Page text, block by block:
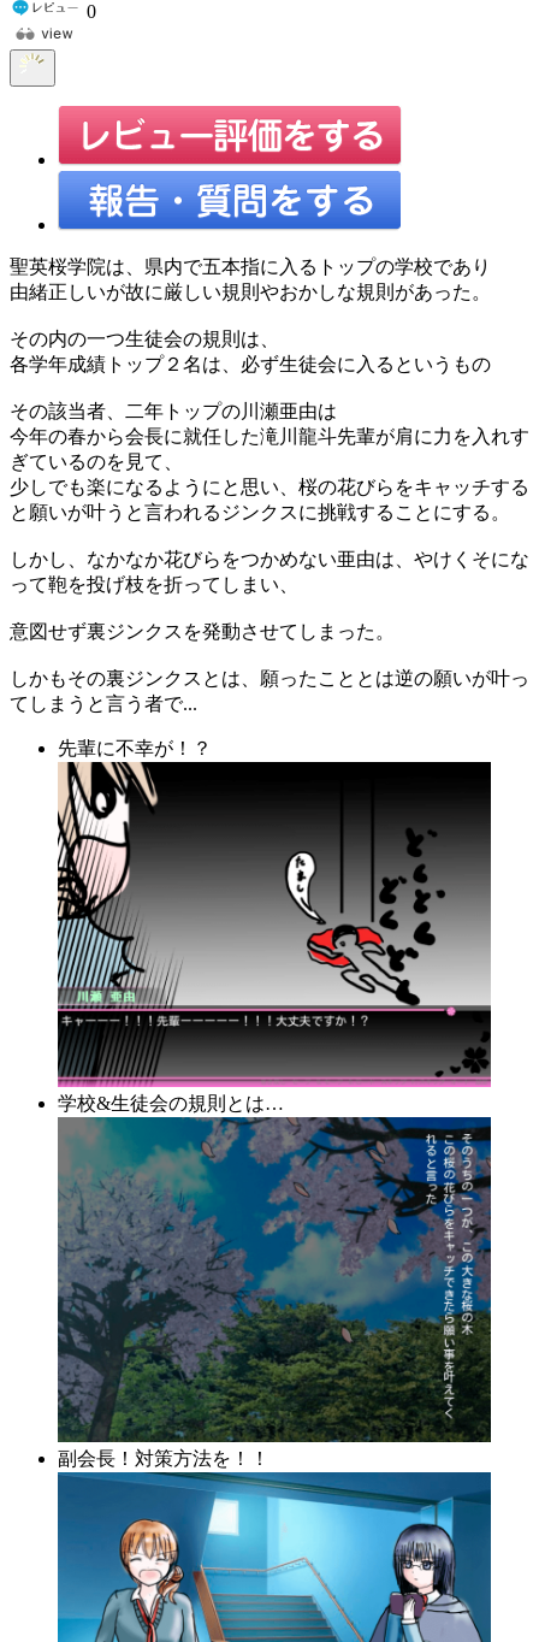
0
聖英桜学院は、県内で五本指に入るトップの学校であり
由緒正しいが故に厳しい規則やおかしな規則があった。
その内の一つ生徒会の規則は、
各学年成績トップ２名は、必ず生徒会に入るというもの
その該当者、二年トップの川瀬亜由は
今年の春から会長に就任した滝川龍斗先輩が肩に力を入れす
ぎているのを見て、
少しでも楽になるようにと思い、桜の花びらをキャッチする
と願いが叶うと言われるジンクスに挑戦することにする。
しかし、なかなか花びらをつかめない亜由は、やけくそにな
って鞄を投げ枝を折ってしまい、
意図せず裏ジンクスを発動させてしまった。
しかもその裏ジンクスとは、願ったこととは逆の願いが叶っ
てしまうと言う者で...
先輩に不幸が！？
学校&生徒会の規則とは…
副会長！対策方法を！！